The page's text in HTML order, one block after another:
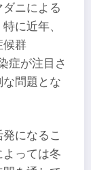
ニによる
に近年、
候群
症が注目さ
問題とな
になるこ
よっては冬